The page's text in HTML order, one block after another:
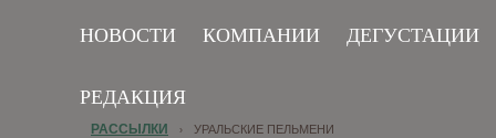
НОВОСТИ КОМПАНИИ ДЕГУСТАЦИИ
РЕДАКЦИЯ
РАССЫЛКИ › УРАЛЬСКИЕ ПЕЛЬМЕНИ